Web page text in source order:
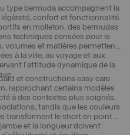
type bermuda accompagnent la
confort et fonctionnalité.
en molleton, des bermudas
techniques pensées pour le
volumes et matières permettent
à la ville, au voyage et aux
l’attitude dynamique de la
et constructions easy care
rapprochant certains modèles
à des contextes plus soignés.
tandis que les couleurs
transforment le short en point
et la longueur doivent